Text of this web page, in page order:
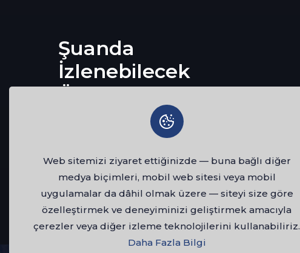
Şuanda
İzlenebilecek
Öne Çıkan
Bunları Beğenebilirsiniz
Web sitemizi ziyaret ettiğinizde — buna bağlı diğer
medya biçimleri, mobil web sitesi veya mobil
uygulamalar da dâhil olmak üzere — siteyi size göre
özelleştirmek ve deneyiminizi geliştirmek amacıyla
çerezler veya diğer izleme teknolojilerini kullanabiliriz.
Daha Fazla Bilgi